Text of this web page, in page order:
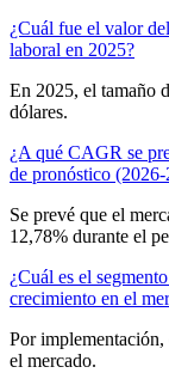
¿Cuál fue el valor
laboral en 2025?
En 2025, el tamaño
dólares.
¿A qué CAGR se
de pronóstico
Se prevé que el
12,78% durante el
¿Cuál es el
crecimiento en el
Por implementación,
el mercado.